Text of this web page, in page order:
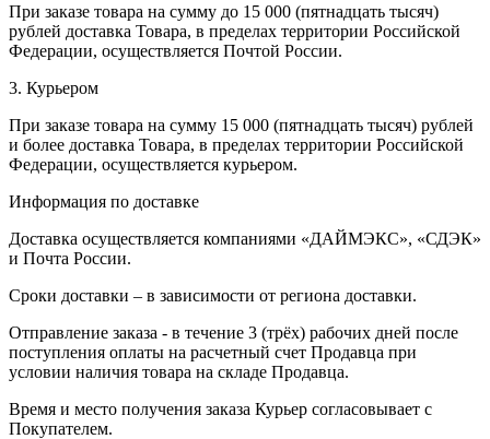
При заказе товара на сумму до 15 000 (пятнадцать тысяч)
рублей доставка Товара, в пределах территории Российской
Федерации, осуществляется Почтой России.
3. Курьером
При заказе товара на сумму 15 000 (пятнадцать тысяч) рублей
и более доставка Товара, в пределах территории Российской
Федерации, осуществляется курьером.
Информация по доставке
Доставка осуществляется компаниями «ДАЙМЭКС», «СДЭК»
и Почта России.
Сроки доставки – в зависимости от региона доставки.
Отправление заказа - в течение 3 (трёх) рабочих дней после
поступления оплаты на расчетный счет Продавца при
условии наличия товара на складе Продавца.
Время и место получения заказа Курьер согласовывает с
Покупателем.